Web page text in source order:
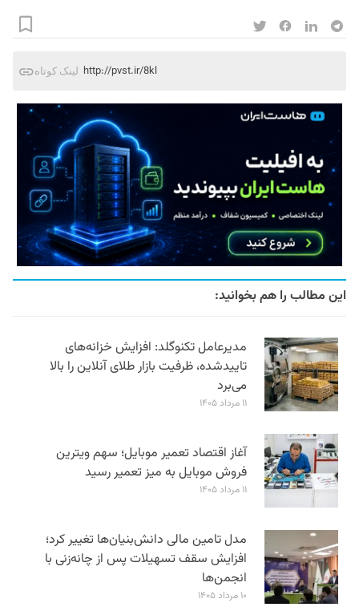
لینک کوتاه http://pvst.ir/8kl
این مطالب را هم بخوانید:
مدیرعامل تکنوگلد: افزایش خزانه‌های
تاییدشده، ظرفیت بازار طلای آنلاین را بالا
می‌برد
۱۱ مرداد ۱۴۰۵
آغاز اقتصاد تعمیر موبایل؛ سهم ویترین
فروش موبایل به میز تعمیر رسید
۱۱ مرداد ۱۴۰۵
مدل تامین مالی دانش‌بنیان‌ها تغییر کرد؛
افزایش سقف تسهیلات پس از چانه‌زنی با
انجمن‌ها
۱۰ مرداد ۱۴۰۵